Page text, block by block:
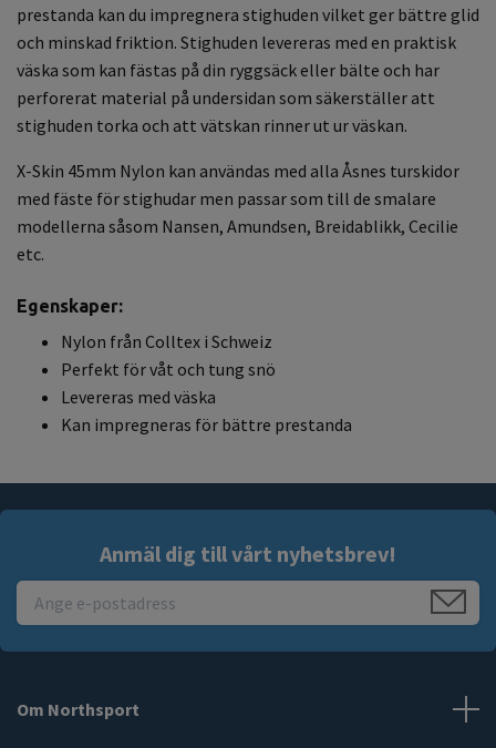
prestanda kan du impregnera stighuden vilket ger bättre glid
och minskad friktion. Stighuden levereras med en praktisk
väska som kan fästas på din ryggsäck eller bälte och har
perforerat material på undersidan som säkerställer att
stighuden torka och att vätskan rinner ut ur väskan.
X-Skin 45mm Nylon kan användas med alla Åsnes turskidor
med fäste för stighudar men passar som till de smalare
modellerna såsom Nansen, Amundsen, Breidablikk, Cecilie
etc.
Egenskaper:
Nylon från Colltex i Schweiz
Perfekt för våt och tung snö
Levereras med väska
Kan impregneras för bättre prestanda
Anmäl dig till vårt nyhetsbrev!
Om Northsport